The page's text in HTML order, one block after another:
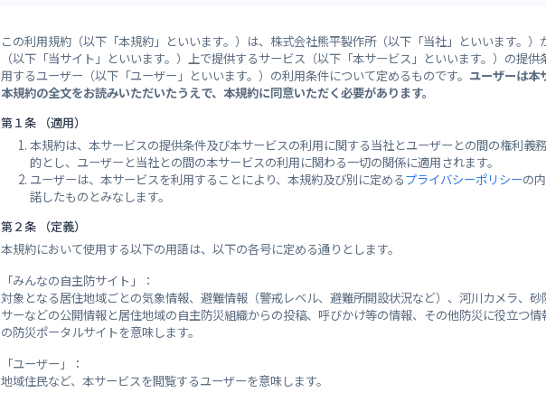
この利用規約（以下「本規約」といいます。）は、株式会社熊平製作所（以下「当社」といいます。）
（以下「当サイト」といいます。）上で提供するサービス（以下「本サービス」といいます。）の提供
用するユーザー（以下「ユーザー」といいます。）の利用条件について定めるものです。 ユーザーは本
本規約の全文をお読みいただいたうえで、本規約に同意いただく必要があります。
第１条 （適用）
本規約は、本サービスの提供条件及び本サービスの利用に関する当社とユーザーとの間の権利義
的とし、ユーザーと当社との間の本サービスの利用に関わる一切の関係に適用されます。
ユーザーは、本サービスを利用することにより、本規約及び別に定めるプライバシーポリシーの
諾したものとみなします。
第２条 （定義）
本規約において使用する以下の用語は、以下の各号に定める通りとします。
「みんなの自主防サイト」：
対象となる居住地域ごとの気象情報、避難情報（警戒レベル、避難所開設状況など）、河川カメラ、
サーなどの公開情報と居住地域の自主防災組織からの投稿、呼びかけ等の情報、その他防災に役立つ
の防災ポータルサイトを意味します。
「ユーザー」：
地域住民など、本サービスを閲覧するユーザーを意味します。
35°[±0]/28°[±0]
対象：東広島市
【継続】乾燥注意報
東広島市内
周辺の避難所情報
避難所